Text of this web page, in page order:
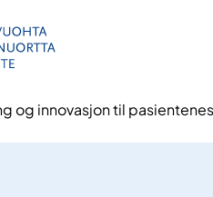
og innovasjon til